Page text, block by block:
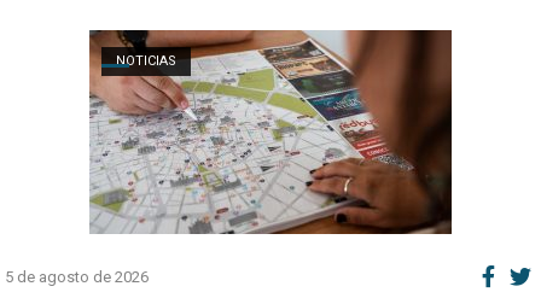
NOTICIAS
Open post
5 de agosto de 2026